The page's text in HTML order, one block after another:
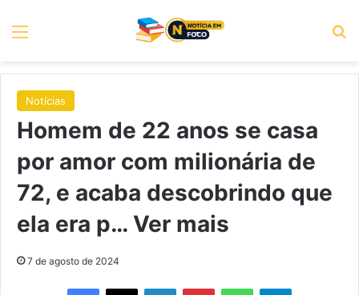
Menu
Notícias
Homem de 22 anos se casa
por amor com milionária de
72, e acaba descobrindo que
ela era p… Ver mais
7 de agosto de 2024
Facebook
X LinkedinPinterestWhatsAppTelegram